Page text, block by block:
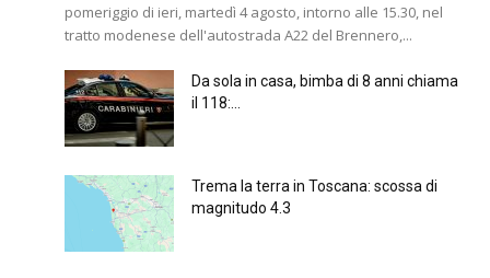
pomeriggio di ieri, martedì 4 agosto, intorno alle 15.30, nel
tratto modenese dell'autostrada A22 del Brennero,...
Da sola in casa, bimba di 8 anni chiama
il 118:...
Trema la terra in Toscana: scossa di
magnitudo 4.3